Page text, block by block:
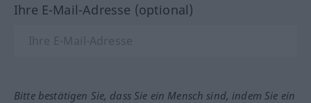
Ihre E-Mail-Adresse (optional)
Bitte bestätigen Sie, dass Sie ein Mensch sind, indem Sie ein